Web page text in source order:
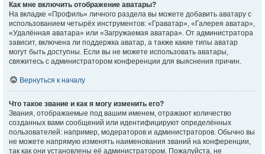
Как мне включить отображение аватары?
На вкладке «Профиль» личного раздела вы можете добавить аватару с
использованием четырёх инструментов: «Граватар», «Галерея аватар»,
«Удалённая аватара» или «Загружаемая аватара». От администратора
зависит, включена ли поддержка аватар, а также какие типы аватар
могут быть доступны. Если вы не можете использовать аватары,
свяжитесь с администратором конференции для выяснения причин.
Вернуться к началу
Что такое звание и как я могу изменить его?
Звания, отображаемые под вашим именем, отражают количество
созданных вами сообщений или идентифицируют определённых
пользователей: например, модераторов и администраторов. Обычно вы
не можете напрямую изменять наименования званий на конференции,
так как они установлены её администратором. Пожалуйста, не